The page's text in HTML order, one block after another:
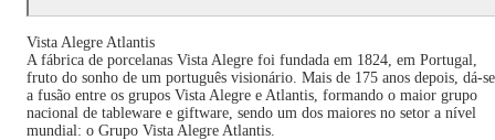
Vista Alegre Atlantis
A fábrica de porcelanas Vista Alegre foi fundada em 1824, em Portugal,
fruto do sonho de um português visionário. Mais de 175 anos depois, dá-se
a fusão entre os grupos Vista Alegre e Atlantis, formando o maior grupo
nacional de tableware e giftware, sendo um dos maiores no setor a nível
mundial: o Grupo Vista Alegre Atlantis.